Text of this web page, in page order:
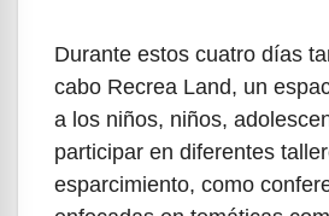
Durante estos cuatro días
cabo Recrea Land, un
a los niños, niños,
participar en diferentes
esparcimiento, como